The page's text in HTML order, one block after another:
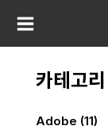
카테고리
Adobe (11)